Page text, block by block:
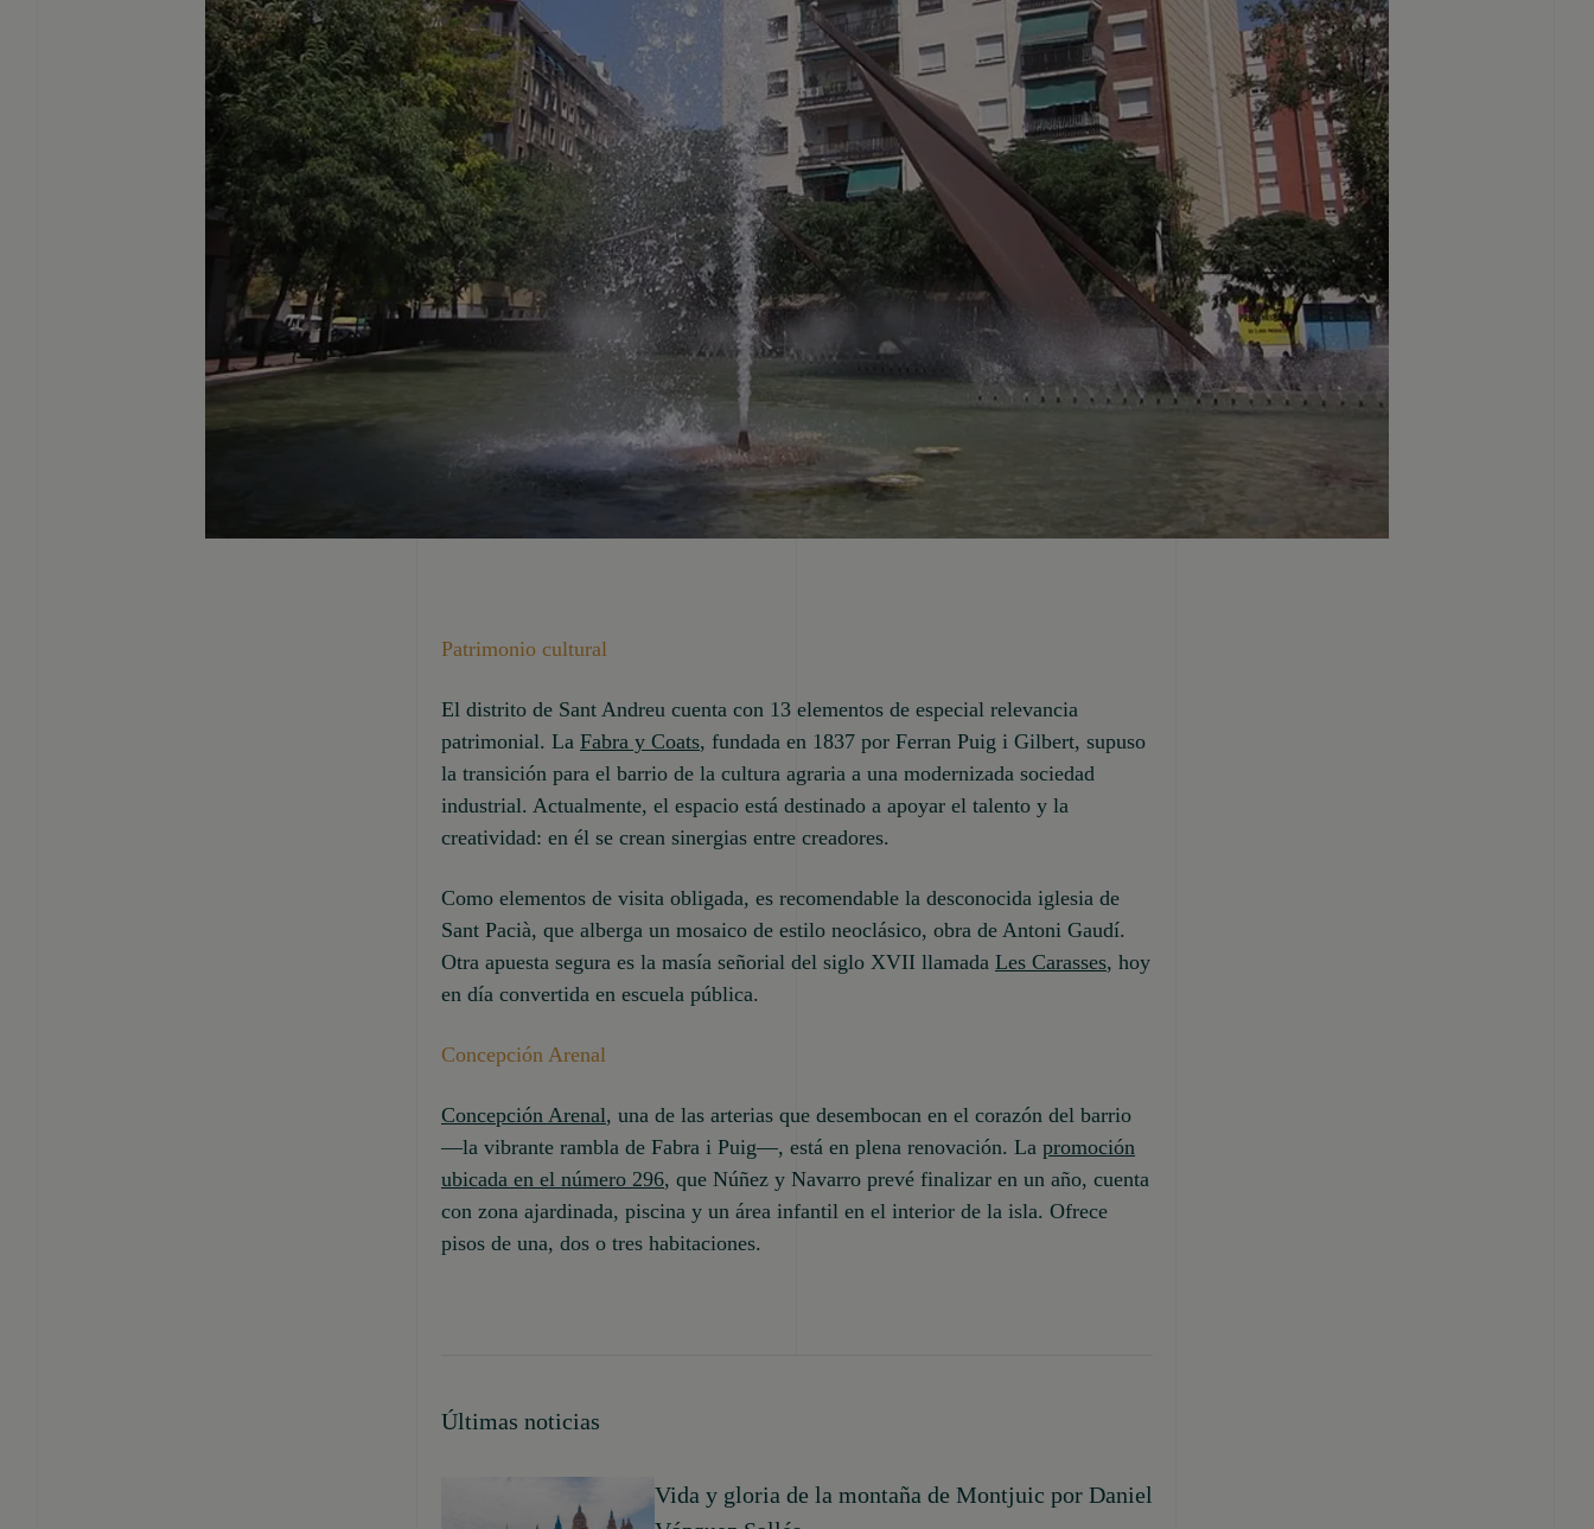
Patrimonio cultural
El distrito de Sant Andreu cuenta con 13 elementos de especial relevancia
patrimonial. La Fabra y Coats, fundada en 1837 por Ferran Puig i Gilbert, supuso
la transición para el barrio de la cultura agraria a una modernizada sociedad
industrial. Actualmente, el espacio está destinado a apoyar el talento y la
creatividad: en él se crean sinergias entre creadores.
Como elementos de visita obligada, es recomendable la desconocida iglesia de
Sant Pacià, que alberga un mosaico de estilo neoclásico, obra de Antoni Gaudí.
Otra apuesta segura es la masía señorial del siglo XVII llamada Les Carasses, hoy
en día convertida en escuela pública.
Concepción Arenal
Concepción Arenal, una de las arterias que desembocan en el corazón del barrio
—la vibrante rambla de Fabra i Puig—, está en plena renovación. La promoción
ubicada en el número 296, que Núñez y Navarro prevé finalizar en un año, cuenta
con zona ajardinada, piscina y un área infantil en el interior de la isla. Ofrece
pisos de una, dos o tres habitaciones.
Últimas noticias
Vida y gloria de la montaña de Montjuic por Daniel